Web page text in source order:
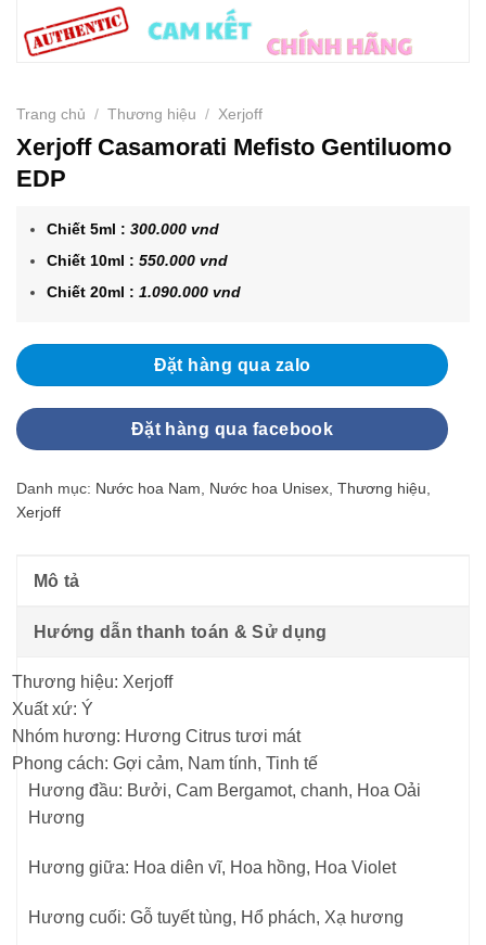
Trang chủ / Thương hiệu / Xerjoff
Xerjoff Casamorati Mefisto Gentiluomo
EDP
Chiết 5ml :300.000 vnd
Chiết 10ml :550.000 vnd
Chiết 20ml :1.090.000 vnd
Đặt hàng qua zalo
Đặt hàng qua facebook
Danh mục: Nước hoa Nam Nước hoa Unisex Thương hiệu
Xerjoff
Mô tả
Hướng dẫn thanh toán & Sử dụng
Thương hiệu: Xerjoff
Xuất xứ: Ý
Nhóm hương: Hương Citrus tươi mát
Phong cách: Gợi cảm, Nam tính, Tinh tế
Hương đầu: Bưởi, Cam Bergamot, chanh, Hoa Oải
Hương
Hương giữa: Hoa diên vĩ, Hoa hồng, Hoa Violet
Hương cuối: Gỗ tuyết tùng, Hổ phách, Xạ hương